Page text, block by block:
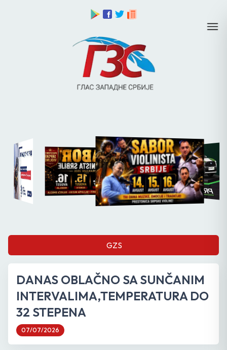
GZS
DANAS OBLAČNO SA SUNČANIM
INTERVALIMA,TEMPERATURA DO
32 STEPENA
07/07/2026